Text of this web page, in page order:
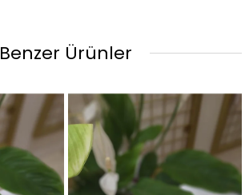
Benzer Ürünler